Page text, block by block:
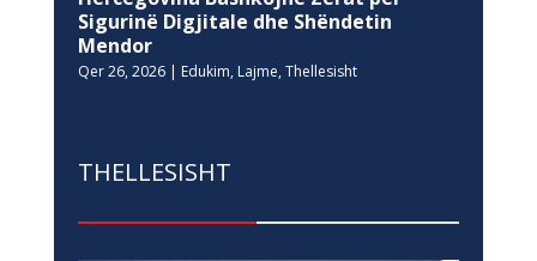
Sigurinë Digjitale dhe Shëndetin
Mendor
Qer 26, 2026| Edukim, Lajme, Thellesisht
THELLESISHT